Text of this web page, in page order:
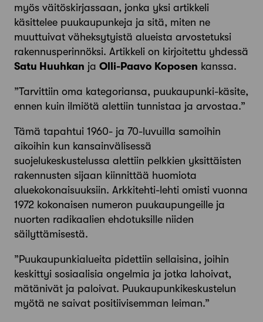
myös väitöskirjassaan, jonka yksi artikkeli
käsittelee puukaupunkeja ja sitä, miten ne
muuttuivat väheksytyistä alueista arvostetuksi
rakennusperinnöksi. Artikkeli on kirjoitettu yhdessä
Satu Huuhkan ja Olli-Paavo Koposen kanssa.
”Tarvittiin oma kategoriansa, puukaupunki-käsite,
ennen kuin ilmiötä alettiin tunnistaa ja arvostaa.”
Tämä tapahtui 1960- ja 70-luvuilla samoihin
aikoihin kun kansainvälisessä
suojelukeskustelussa alettiin pelkkien yksittäisten
rakennusten sijaan kiinnittää huomiota
aluekokonaisuuksiin. Arkkitehti-lehti omisti vuonna
1972 kokonaisen numeron puukaupungeille ja
nuorten radikaalien ehdotuksille niiden
säilyttämisestä.
”Puukaupunkialueita pidettiin sellaisina, joihin
keskittyi sosiaalisia ongelmia ja jotka lahoivat,
mätänivät ja paloivat. Puukaupunkikeskustelun
myötä ne saivat positiivisemman leiman.”